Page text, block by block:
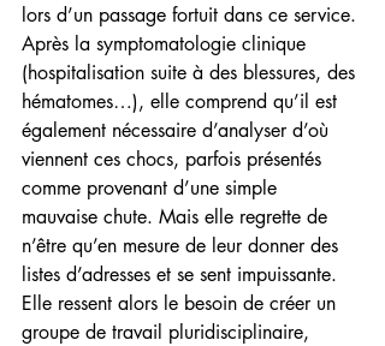
lors d’un passage fortuit dans ce service.
Après la symptomatologie clinique
(hospitalisation suite à des blessures, des
hématomes…), elle comprend qu’il est
également nécessaire d’analyser d’où
viennent ces chocs, parfois présentés
comme provenant d’une simple
mauvaise chute. Mais elle regrette de
n’être qu’en mesure de leur donner des
listes d’adresses et se sent impuissante.
Elle ressent alors le besoin de créer un
groupe de travail pluridisciplinaire,